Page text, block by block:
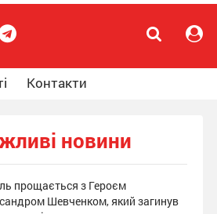
Контакти
новини
прощається з Героєм
Шевченком, який загинув